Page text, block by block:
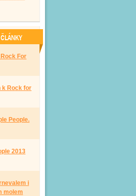
For
k Rock for
People.
2013
i
molem